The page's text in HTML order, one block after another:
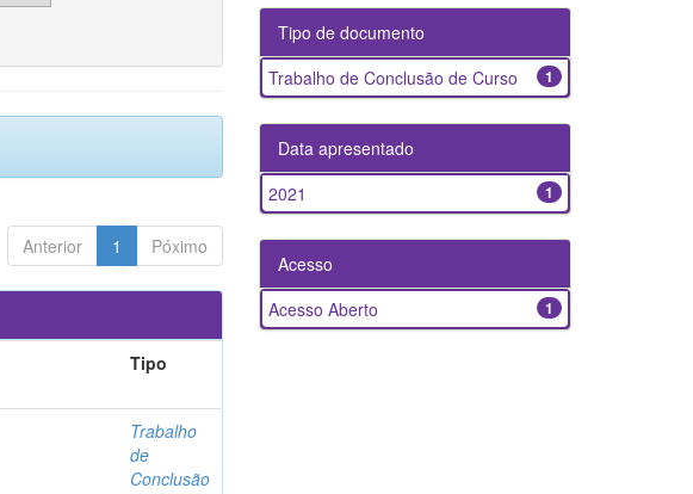
Anterior 1 Póximo
Tipo
Trabalho
de
Conclusão
Tipo de documento
1
Trabalho de Conclusão de Curso
Data apresentado
1
2021
Acesso
1
Acesso Aberto